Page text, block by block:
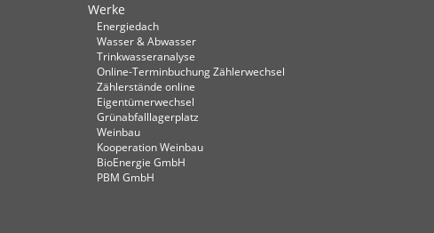
Werke
Energiedach
Wasser & Abwasser
Trinkwasseranalyse
Online-Terminbuchung Zählerwechsel
Zählerstände online
Eigentümerwechsel
Grünabfalllagerplatz
Weinbau
Kooperation Weinbau
BioEnergie GmbH
PBM GmbH